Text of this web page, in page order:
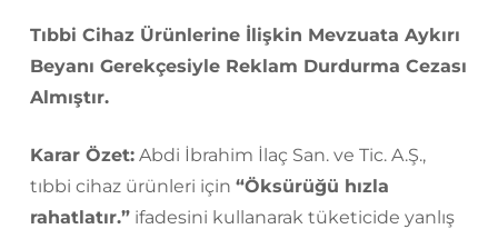
Tıbbi Cihaz Ürünlerine İlişkin Mevzuata Aykırı
Beyanı Gerekçesiyle Reklam Durdurma Cezası
Almıştır.
Karar Özet:Abdi İbrahim İlaç San. ve Tic. A.Ş.,
tıbbi cihaz ürünleri için “Öksürüğü hızla
rahatlatır.”ifadesini kullanarak tüketicide yanlış